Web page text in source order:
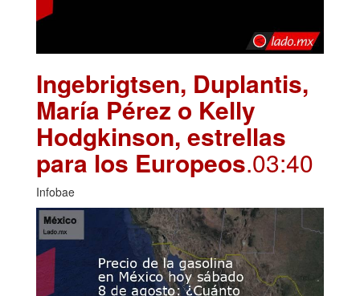
Ingebrigtsen, Duplantis,
María Pérez o Kelly
Hodgkinson, estrellas
para los Europeos.03:40
Infobae